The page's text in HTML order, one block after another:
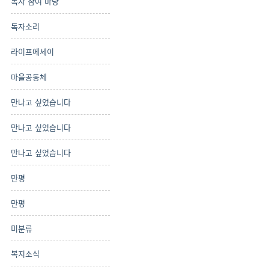
독자소리
라이프에세이
마을공동체
만나고 싶었습니다
만나고 싶었습니다
만나고 싶었습니다
만평
만평
미분류
복지소식